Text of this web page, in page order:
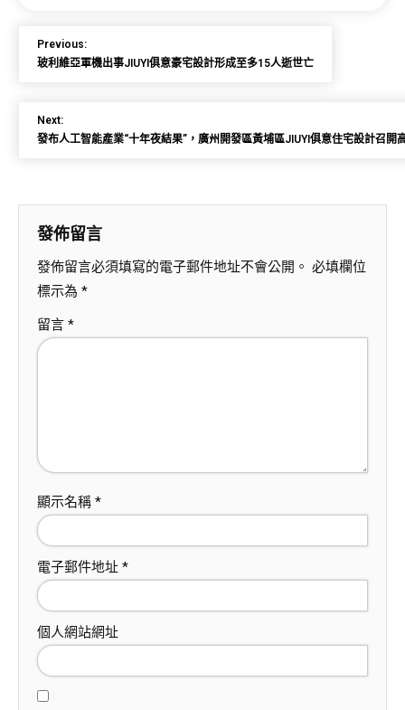
Previous:
玻利維亞軍機出事JIUYI俱意豪宅設計形成至多15人逝世亡
Next:
發布人工智能產業“十年夜結果”，廣州開發區黃埔區JIUYI俱意住宅設計召開
發佈留言
發佈留言必須填寫的電子郵件地址不會公開。 必填欄位
標示為 *
留言 *
顯示名稱 *
電子郵件地址 *
個人網站網址